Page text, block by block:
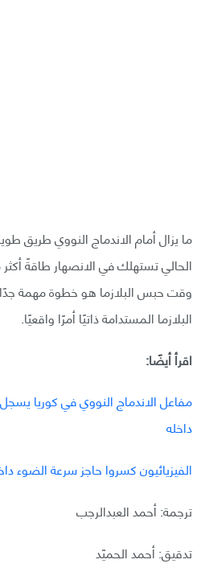
ما يزال أمام الاندماج النووي طريق
الحالي تستهلك في الانصهار طاقةً
وقت حبس البلازما هو خطوة مهمة جدًا
البلازما المستدامة ذاتيًا أمرًا واقعيًا.
اقرأ أيضًا:
مفاعل الاندماج النووي في كوريا يسجل
داخله
الفيزيائيون كسروا حاجز سرعة الضوء
ترجمة: أحمد العبدالرجب
تدقيق: أحمد الحميّد